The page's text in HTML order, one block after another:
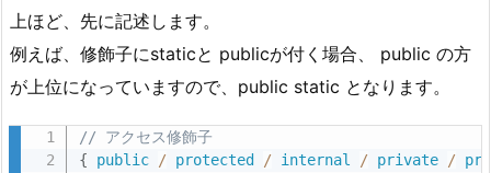
3.
2.
記
サ
上ほど、先に記述します。
例えば、修飾子にstaticと publicが付く場合、 public の方
が上位になっていますので、public static となります。
// アクセス修飾子
{
public / protected / internal / private /